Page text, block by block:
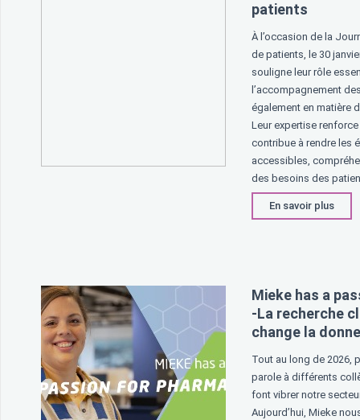
patients
À l’occasion de la
de patients, le 30
souligne leur rôle
l’accompagnement
également en matière
Leur expertise
contribue à rendre les
accessibles,
des besoins des
En savoir plus
Mieke has a
-La recherche
change la donne
Tout au long de 2026,
parole à différents
font vibrer notre
Aujourd’hui, Mieke